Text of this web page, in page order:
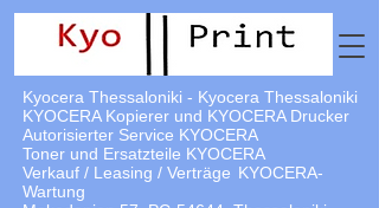
Kyocera Thessaloniki - Kyocera Thessaloniki
KYOCERA Kopierer und KYOCERA Drucker
Autorisierter Service KYOCERA
Toner und Ersatzteile KYOCERA
Verkauf / Leasing / Verträge KYOCERA-
Wartung